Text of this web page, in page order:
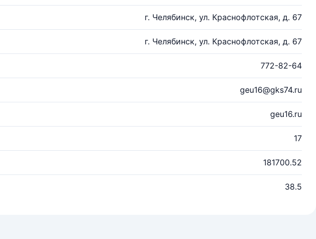
г. Челябинск, ул. Краснофлотская, д. 67
г. Челябинск, ул. Краснофлотская, д. 67
772-82-64
geu16@gks74.ru
geu16.ru
17
181700.52
38.5